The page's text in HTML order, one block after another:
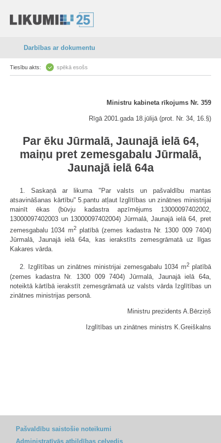
Darbības ar dokumentu
Tiesību akts: spēkā esošs
Ministru kabineta rīkojums Nr. 359
Rīgā 2001.gada 18.jūlijā (prot. Nr. 34, 16.§)
Par ēku Jūrmalā, Jaunajā ielā 64,
maiņu pret zemesgabalu Jūrmalā,
Jaunajā ielā 64a
1. Saskaņā ar likuma "Par valsts un pašvaldību mantas
atsavināšanas kārtību" 5.pantu atļaut Izglītības un zinātnes ministrijai
mainīt ēkas (būvju kadastra apzīmējums 13000097402002,
13000097402003 un 13000097402004) Jūrmalā, Jaunajā ielā 64, pret
zemesgabalu 1034 m2platībā (zemes kadastra Nr. 1300 009 7404)
Jūrmalā, Jaunajā ielā 64a, kas ierakstīts zemesgrāmatā uz Ilgas
Kakares vārda.
2. Izglītības un zinātnes ministrijai zemesgabalu 1034 m2platībā
(zemes kadastra Nr. 1300 009 7404) Jūrmalā, Jaunajā ielā 64a,
noteiktā kārtībā ierakstīt zemesgrāmatā uz valsts vārda Izglītības un
zinātnes ministrijas personā.
Ministru prezidents A.Bērziņš
Izglītības un zinātnes ministrs K.Greiškalns
Pašvaldību saistošie noteikumi
Administratīvās atbildības ceļvedis